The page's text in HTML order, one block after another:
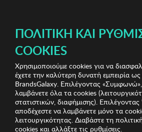
Stylish Clearance Vol.2 ΓΥΝΑΙΚΑ
Stylish Clearance
Λήγει σε: 00ημέρες | 00ώρες 00λεπτά
ΠΟΛΙΤΙΚΉ ΚΑΙ
COOKIES
Χρησιμοποιούμε cookies για να
έχετε την καλύτερη δυνατή εμπειρία
BrandsGalaxy. Επιλέγοντας
λαμβάνετε όλα τα cookies
στατιστικών, διαφήμισης).
αποδέχεστε να λαμβάνετε μόνο τα
λειτουργικότητας. Διαβάστε τη
cookies και αλλάξτε τις ρυθμίσεις.